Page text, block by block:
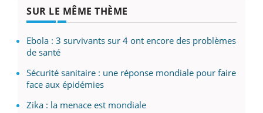
SUR LE MÊME THÈME
Ebola : 3 survivants sur 4 ont encore des problèmes
de santé
Sécurité sanitaire : une réponse mondiale pour faire
face aux épidémies
Zika : la menace est mondiale